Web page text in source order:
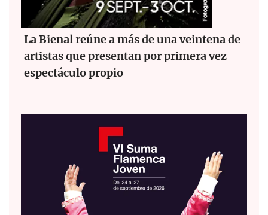
La Bienal reúne a más de una veintena de
artistas que presentan por primera vez
espectáculo propio